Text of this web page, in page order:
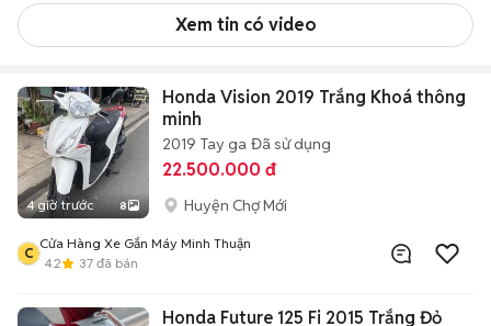
Xem tin có video
4 giờ trước 8
Honda Vision 2019 Trắng Khoá thông
minh
2019 Tay ga Đã sử dụng
22.500.000 đ
Huyện Chợ Mới
C
Cửa Hàng Xe Gắn Máy Minh Thuận
4.2
37 đã bán
Honda Future 125 Fi 2015 Trắng Đỏ